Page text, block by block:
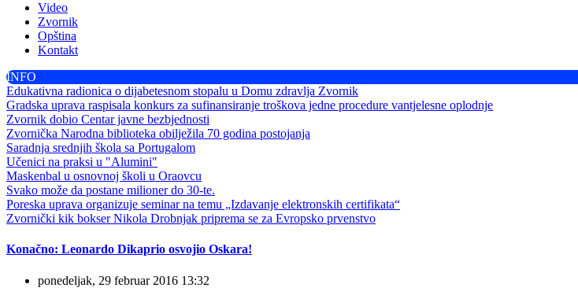
Video
Zvornik
Opština
Kontakt
INFO
Edukativna radionica o dijabetesnom stopalu u Domu zdravlja Zvornik
Gradska uprava raspisala konkurs za sufinansiranje troškova jedne procedure vantjelesne oplodnje
Zvornik dobio Centar javne bezbjednosti
Zvornička Narodna biblioteka obilježila 70 godina postojanja
Saradnja srednjih škola sa Portugalom
Učenici na praksi u "Alumini"
Maskenbal u osnovnoj školi u Oraovcu
Svako može da postane milioner do 30-te.
Poreska uprava organizuje seminar na temu „Izdavanje elektronskih certifikata“
Zvornički kik bokser Nikola Drobnjak priprema se za Evropsko prvenstvo
Konačno: Leonardo Dikaprio osvojio Oskara!
ponedeljak, 29 februar 2016 13:32